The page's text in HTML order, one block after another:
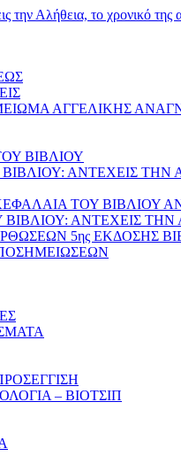
ΑΓΓΕΛΙΚΗΣ
ΒΙΒΛΙΟΥ
ΑΝΤΕΧΕΙΣ
ΤΟΥ ΒΙΒΛΙΟΥ
ΒΙΒΛΙΟΥ: ΑΝΤΕΧΕΙΣ
5ης ΕΚΔΟΣΗΣ
– ΒΙΟΤΣΙΠ